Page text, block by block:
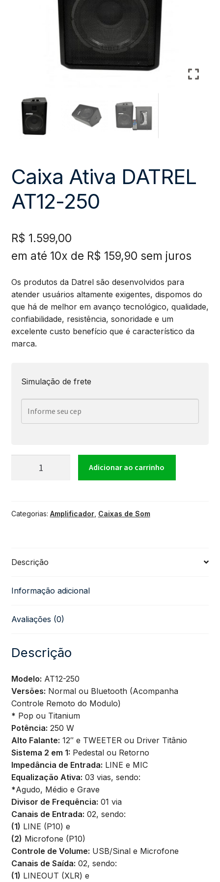
Caixa Ativa DATREL
AT12-250
R$ 1.599,00
em até 10x de R$ 159,90 sem juros
Os produtos da Datrel são desenvolvidos para
atender usuários altamente exigentes, dispomos do
que há de melhor em avanço tecnológico, qualidade,
confiabilidade, resistência, sonoridade e um
excelente custo benefício que é característico da
marca.
Simulação de frete
DATREL
quantidade
Adicionar ao carrinho
Categorias: Amplificador, Caixas de Som
Descrição
Informação adicional
Avaliações (0)
Descrição
Modelo: AT12-250
Versões: Normal ou Bluetooth (Acompanha
Controle Remoto do Modulo)
* Pop ou Titanium
Potência: 250 W
Alto Falante: 12″ e TWEETER ou Driver Titânio
Sistema 2 em 1: Pedestal ou Retorno
Impedância de Entrada: LINE e MIC
Equalização Ativa: 03 vias, sendo:
*Agudo, Médio e Grave
Divisor de Frequência: 01 via
Canais de Entrada: 02, sendo:
(1) LINE (P10) e
(2) Microfone (P10)
Controle de Volume: USB/Sinal e Microfone
Canais de Saída: 02, sendo:
(1) LINEOUT (XLR) e